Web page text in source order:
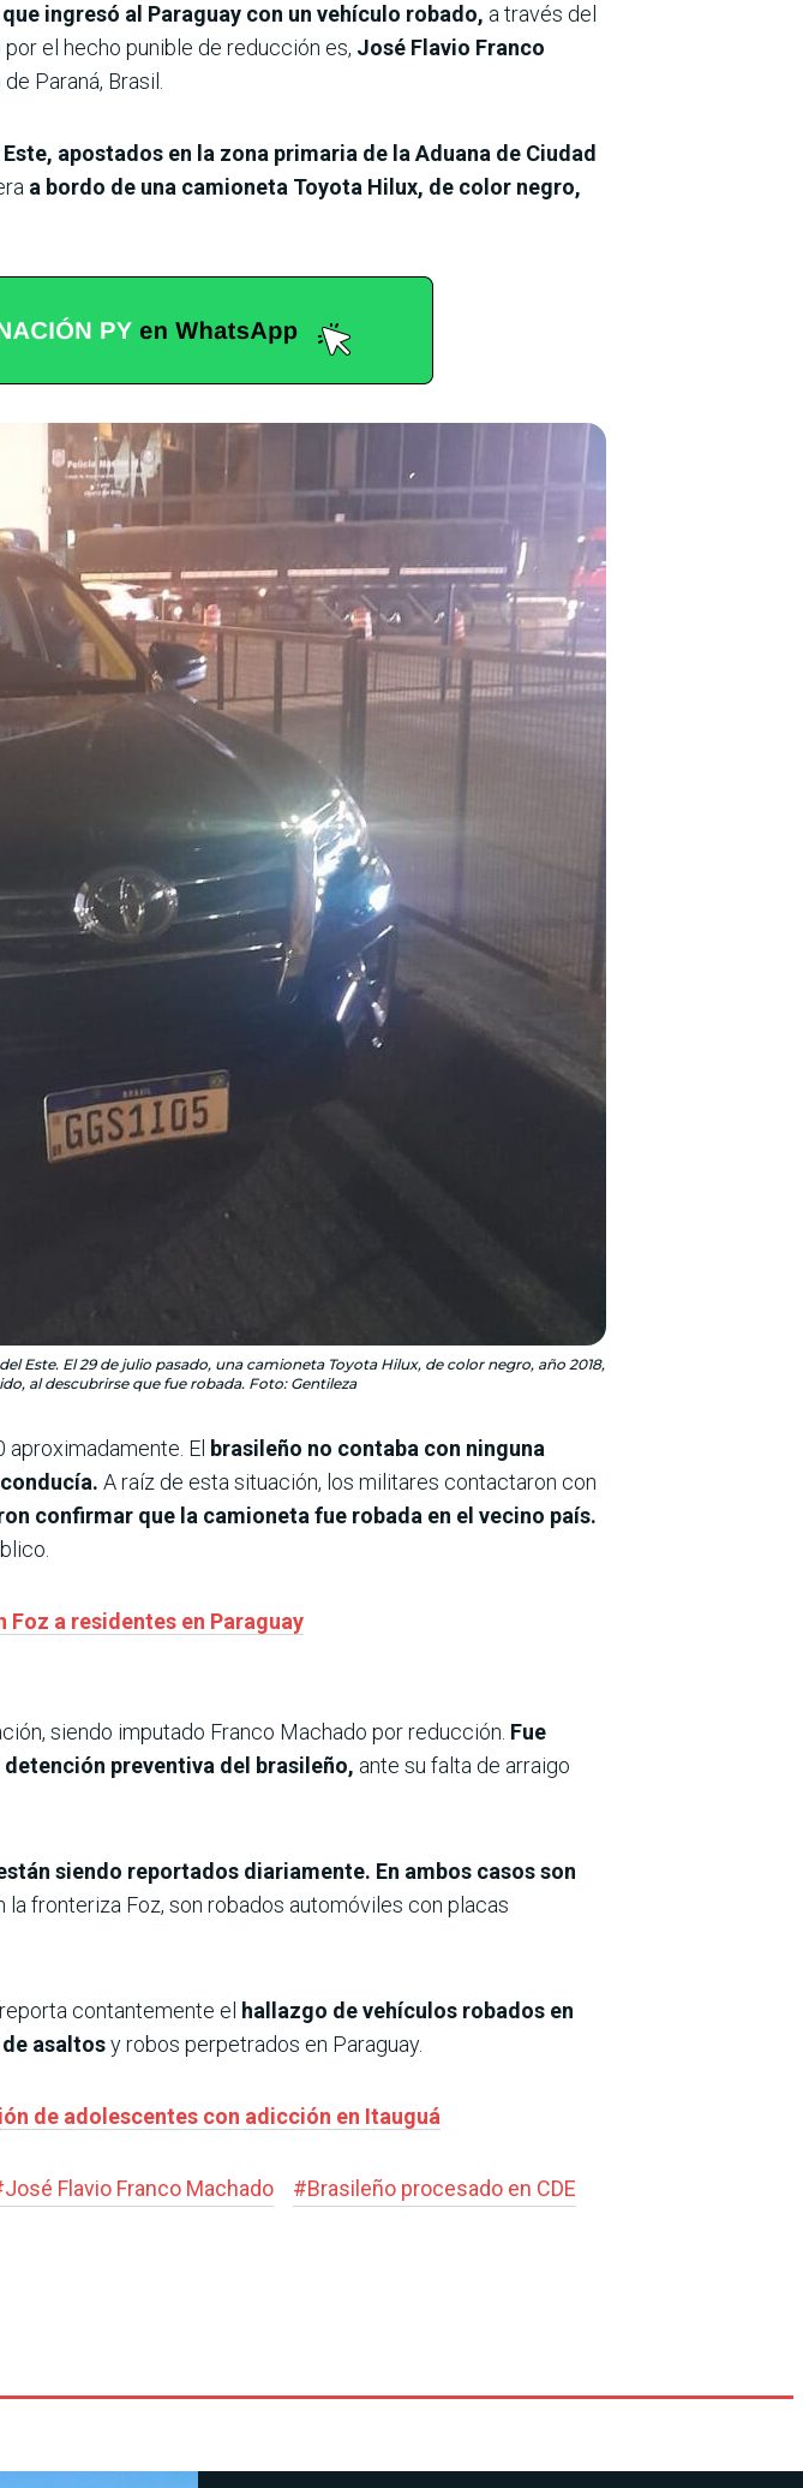
ingresó al Paraguay con un vehículo robado, a través del
el hecho punible de reducción es, José Flavio Franco
Paraná, Brasil.
apostados en la zona primaria de la Aduana de Ciudad
a bordo de una camioneta Toyota Hilux, de color negro,
Este. El 29 de julio pasado, una camioneta Toyota Hilux, de color negro, año 2018,
al descubrirse que fue robada. Foto: Gentileza
El brasileño no contaba con ninguna
A raíz de esta situación, los militares contactaron con
confirmar que la camioneta fue robada en el vecino país.
a residentes en Paraguay
siendo imputado Franco Machado por reducción. Fue
preventiva del brasileño, ante su falta de arraigo
siendo reportados diariamente. En ambos casos son
la fronteriza Foz, son robados automóviles con placas
reporta contantemente el hallazgo de vehículos robados en
asaltosy robos perpetrados en Paraguay.
de adolescentes con adicción en Itauguá
José Flavio Franco Machado #Brasileño procesado en CDE